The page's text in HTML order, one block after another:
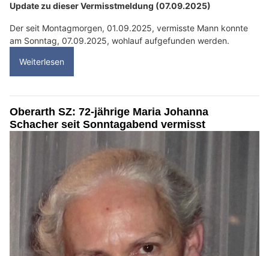
Update zu dieser Vermisstmeldung (07.09.2025)
Der seit Montagmorgen, 01.09.2025, vermisste Mann konnte
am Sonntag, 07.09.2025, wohlauf aufgefunden werden.
Weiterlesen
Oberarth SZ: 72-jährige Maria Johanna
Schacher seit Sonntagabend vermisst